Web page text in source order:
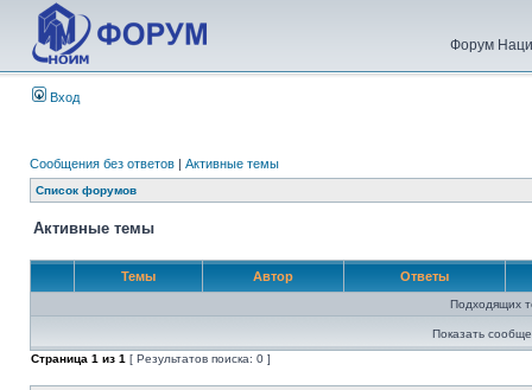
Форум
Вход
Сообщения без ответов | Активные темы
Список форумов
Активные темы
Темы Автор Ответы
Подходящих
Показать
Страница 1 из 1 [ Результатов поиска: 0 ]